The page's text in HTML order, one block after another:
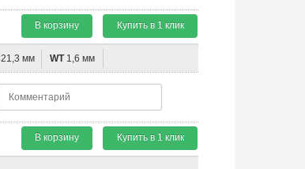
В корзину Купить в 1 клик
21,3 мм WT1,6 мм
В корзину Купить в 1 клик